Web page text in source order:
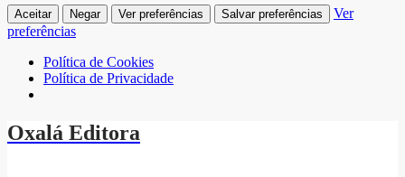
Aceitar Negar Ver preferências Salvar preferências
Ver
preferências
Política de Cookies
Política de Privacidade
Oxalá Editora